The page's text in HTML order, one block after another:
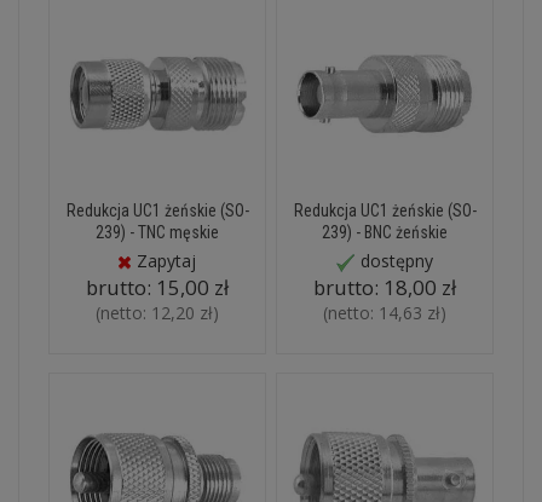
Redukcja UC1 żeńskie (SO-
239) - TNC męskie
Zapytaj
brutto: 15,00 zł
(netto: 12,20 zł)
Redukcja UC1 żeńskie (SO-
239) - BNC żeńskie
dostępny
brutto: 18,00 zł
(netto: 14,63 zł)